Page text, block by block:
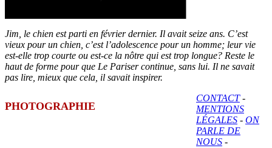
Jim, le chien est parti en février dernier. Il avait seize ans. C’est
vieux pour un chien, c’est l’adolescence pour un homme; leur vie
est-elle trop courte ou est-ce la nôtre qui est trop longue? Reste le
haut de forme pour que Le Pariser continue, sans lui. Il ne savait
pas lire, mieux que cela, il savait inspirer.
PHOTOGRAPHIE
CONTACT-
MENTIONS
LÉGALES - ON
PARLE DE
NOUS -